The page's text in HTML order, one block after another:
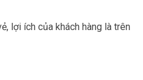
lợi ích của khách hàng là trên